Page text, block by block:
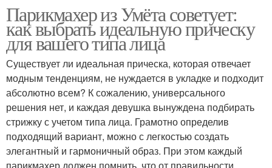
Парикмахер из Умёта советует:
как выбрать идеальную прическу
для вашего типа лица
Существует ли идеальная прическа, которая отвечает
модным тенденциям, не нуждается в укладке и подходит
абсолютно всем? К сожалению, универсального
решения нет, и каждая девушка вынуждена подбирать
стрижку с учетом типа лица. Грамотно определив
подходящий вариант, можно с легкостью создать
элегантный и гармоничный образ. При этом каждый